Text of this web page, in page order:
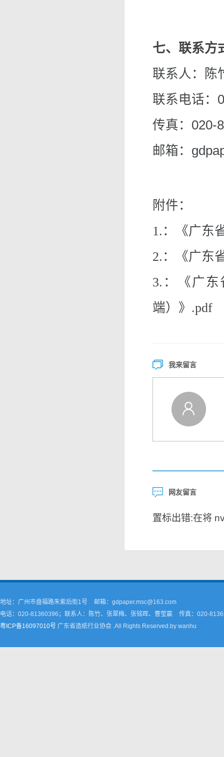
七、联系方
联系人：陈
联系电话：
传真：020-
邮箱：
附件：
1. ：《广东
2. ：《广东
3. ：《广
端）》.pdf
我来留言
网友留言
置标出错:在将
地址：广州市盘福路朱紫后街1号
邮箱：gdpaper.msc@163.com
电话：020-81360396；联系人：陈竹、张翠梅、张铭晖、曹莹嬴
传真：020-
粤ICP备16097010号 广东省造纸行业协会 .All Rights Reserved.by wanhu